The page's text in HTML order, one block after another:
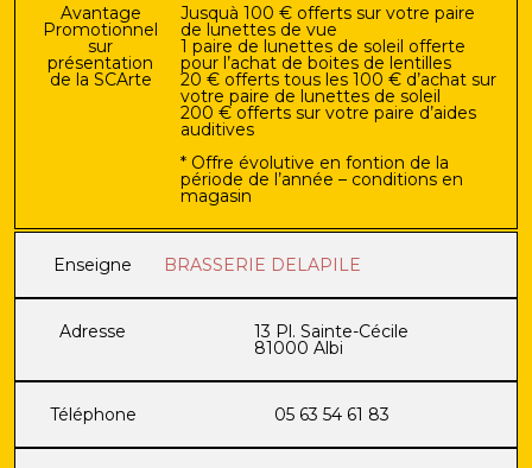
Avantage
Promotionnel
sur
présentation
de la SCArte
Jusquà 100 € offerts sur votre paire
de lunettes de vue
1 paire de lunettes de soleil offerte
pour l’achat de boites de lentilles
20 € offerts tous les 100 € d’achat sur
votre paire de lunettes de soleil
200 € offerts sur votre paire d’aides
auditives
* Offre évolutive en fontion de la
période de l’année – conditions en
magasin
Enseigne BRASSERIE DELAPILE
Adresse 13 Pl. Sainte-Cécile
81000 Albi
Téléphone 05 63 54 61 83